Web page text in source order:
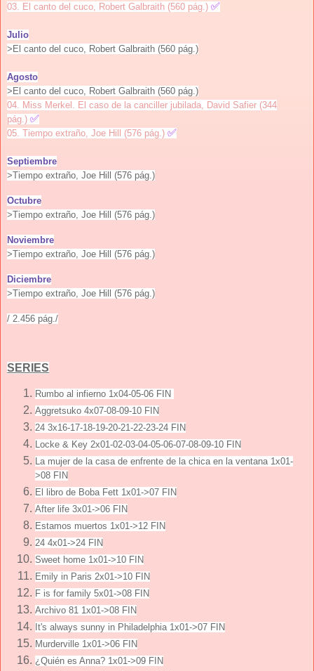
03. El canto del cuco, Robert Galbraith (560 pág.) ✅
Julio
>El canto del cuco, Robert Galbraith (560 pág.)
Agosto
>El canto del cuco, Robert Galbraith (560 pág.)
04. Miss Merkel. El caso de la canciller jubilada, David Safier (344
pág.) ✅
05. Tiempo extraño, Joe Hill (576 pág.) ✅
Septiembre
>Tiempo extraño, Joe Hill (576 pág.)
Octubre
>Tiempo extraño, Joe Hill (576 pág.)
Noviembre
>Tiempo extraño, Joe Hill (576 pág.)
Diciembre
>Tiempo extraño, Joe Hill (576 pág.)
/ 2.456 pág./
SERIES
Rumbo al infierno 1x04-05-06 FIN
Aggretsuko 4x07-08-09-10 FIN
24 3x16-17-18-19-20-21-22-23-24 FIN
Locke & Key 2x01-02-03-04-05-06-07-08-09-10 FIN
La mujer de la casa de enfrente de la chica en la ventana 1x01-
>08 FIN
El libro de Boba Fett 1x01->07 FIN
After life 3x01->06 FIN
Estamos muertos 1x01->12 FIN
24 4x01->24 FIN
Sweet home 1x01->10 FIN
Emily in Paris 2x01->10 FIN
F is for family 5x01->08 FIN
Archivo 81 1x01->08 FIN
It's always sunny in Philadelphia 1x01->07 FIN
Murderville 1x01->06 FIN
¿Quién es Anna? 1x01->09 FIN